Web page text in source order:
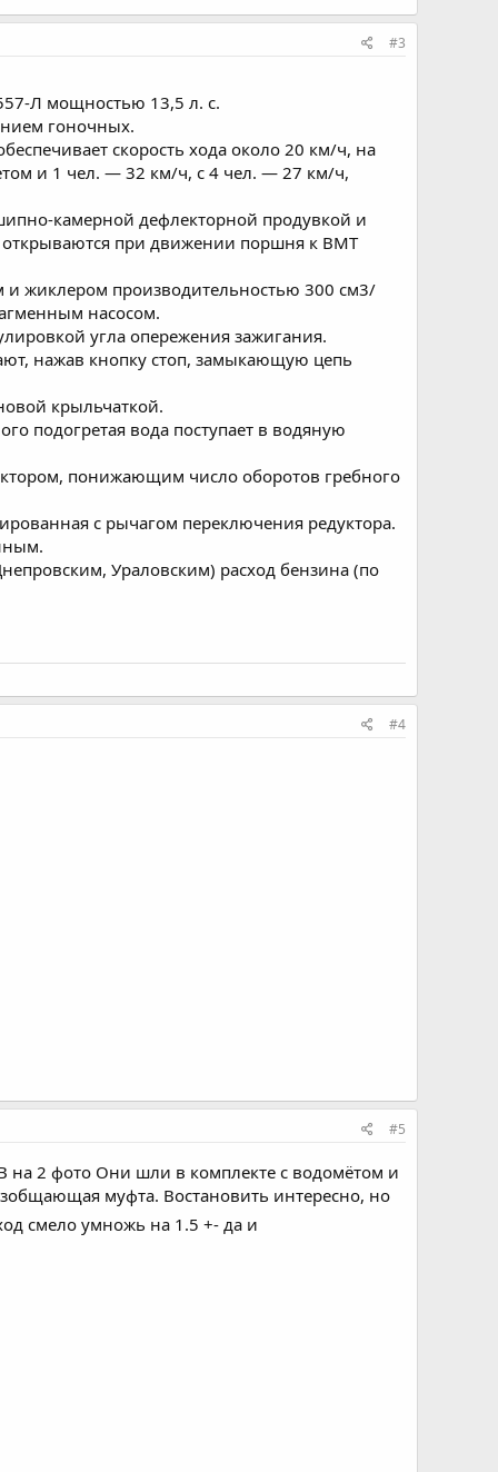
#3
Л мощностью 13,5 л. с.
гоночных.
скорость хода около 20 км/ч, на
и 1 чел. — 32 км/ч, с 4 чел. — 27 км/ч,
камерной дефлекторной продувкой и
открываются при движении поршня к ВМТ
жиклером производительностью 300 см3/
насосом.
угла опережения зажигания.
нажав кнопку стоп, замыкающую цепь
крыльчаткой.
подогретая вода поступает в водяную
понижающим число оборотов гребного
с рычагом переключения редуктора.
Ураловским) расход бензина (по
#4
#5
на 2 фото Они шли в комплекте с водомётом и
муфта. Востановить интересно, но
смело умножь на 1.5 +- да и